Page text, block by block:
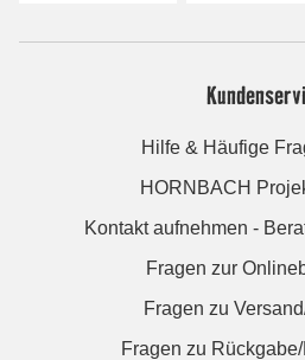
Hilfe & Häufige
HORNBACH
Kontakt aufnehmen -
Fragen zur
Fragen zu
Fragen zu